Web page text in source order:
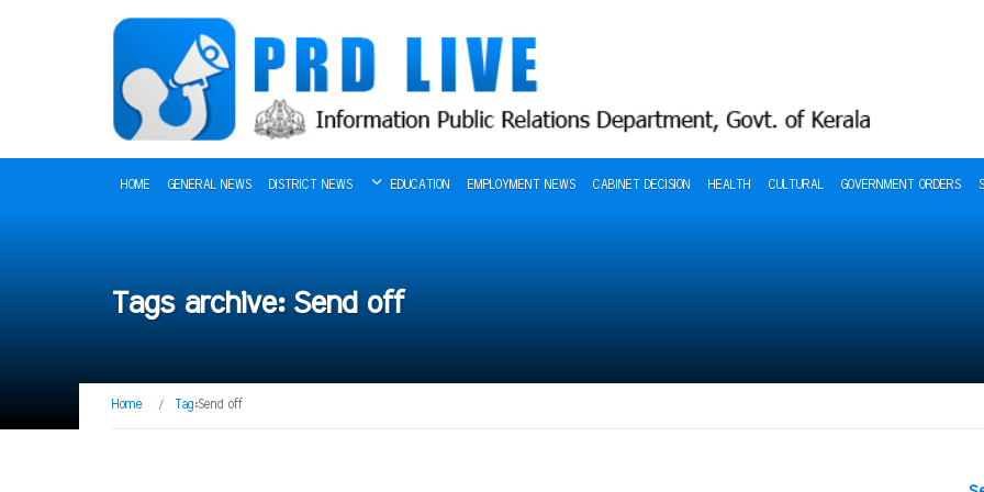
HOME GENERAL NEWS DISTRICT NEWS EDUCATION EMPLOYMENT NEWS CABINET DECISION HEALTH CULTURAL GOVERNMENT ORDERS
Tags archive: Send off
Home / Tag:Send off